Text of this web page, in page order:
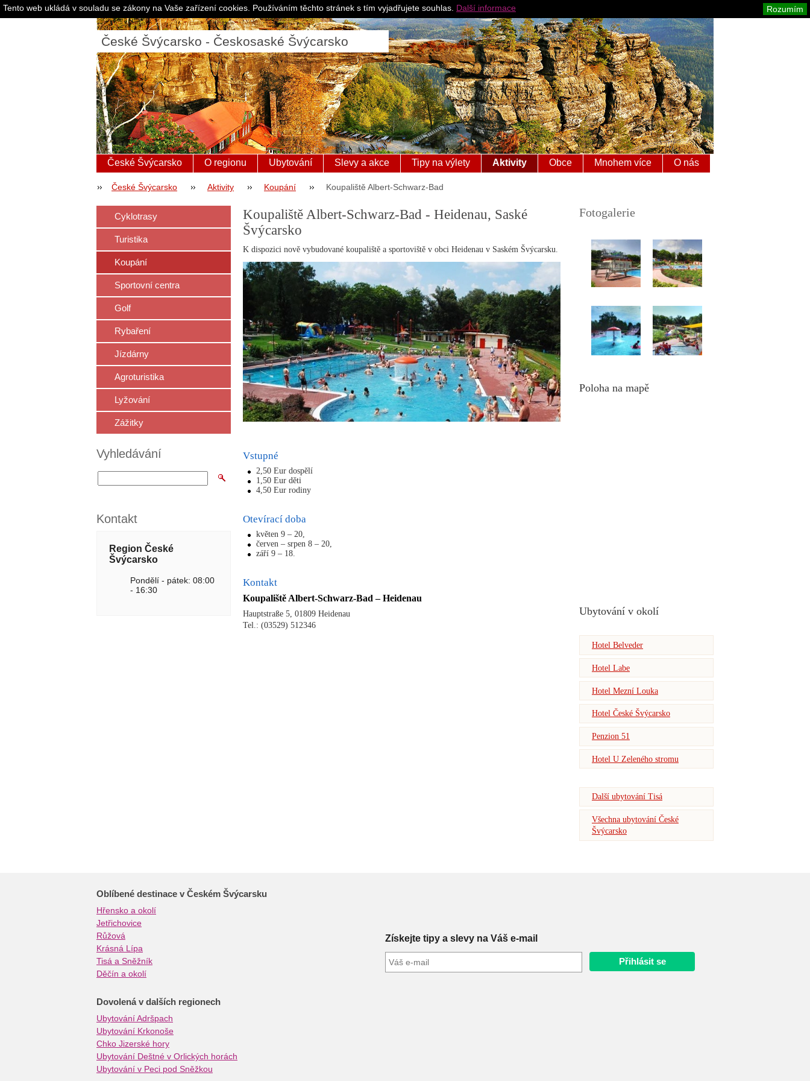
České Švýcarsko - Českosaské Švýcarsko
Pro ubytovatele
České Švýcarsko O regionu Ubytování Slevy a akce Tipy na výlety Aktivity Obce Mnohem více O nás
České Švýcarsko Aktivity Koupání Koupaliště Albert-Schwarz-Bad
Fotogalerie
Poloha na mapě
Ubytování v okolí
Hotel Belveder
Hotel Labe
Hotel Mezní Louka
Hotel České Švýcarsko
Penzion 51
Hotel U Zeleného stromu
Další ubytování Tisá
Všechna ubytování České
Švýcarsko
Koupaliště Albert-Schwarz-Bad - Heidenau, Saské
Švýcarsko
K dispozici nově vybudované koupaliště a sportoviště v obci Heidenau v Saském Švýcarsku.
Vstupné
2,50 Eur dospělí
1,50 Eur děti
4,50 Eur rodiny
Otevírací doba
květen 9 – 20,
červen – srpen 8 – 20,
září 9 – 18.
Kontakt
Koupaliště Albert-Schwarz-Bad – Heidenau
Hauptstraße 5, 01809 Heidenau
Tel.: (03529) 512346
Cyklotrasy
Turistika
Koupání
Sportovní centra
Golf
Rybaření
Jízdárny
Agroturistika
Lyžování
Zážitky
Vyhledávání
Kontakt
Region České
Švýcarsko
Pondělí - pátek: 08:00
- 16:30
Získejte tipy a slevy na Váš e-mail
Oblíbené destinace v Českém Švýcarsku
Hřensko a okolí
Jetřichovice
Růžová
Krásná Lípa
Tisá a Sněžník
Děčín a okolí
Dovolená v dalších regionech
Ubytování Adršpach
Ubytování Krkonoše
Chko Jizerské hory
Ubytování Deštné v Orlických horách
Ubytování v Peci pod Sněžkou
Tento web ukládá v souladu se zákony na Vaše zařízení cookies. Používáním těchto stránek s tím vyjadřujete souhlas. Rozumím
Další informace